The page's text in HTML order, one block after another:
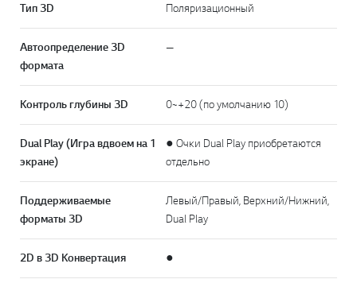
Тип 3D Поляризационный
Автоопределение 3D
формата
—
Контроль глубины 3D 0~+20 (по умолчанию 10)
Dual Play (Игра вдвоем на 1
экране)
● Очки Dual Play приобретаются
отдельно
Поддерживаемые
форматы 3D
Левый/Правый, Верхний/Нижний,
Dual Play
2D в 3D Конвертация ●